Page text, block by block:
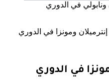
ونابولي في الدوري
ومونزا في الدوري
في الدوري